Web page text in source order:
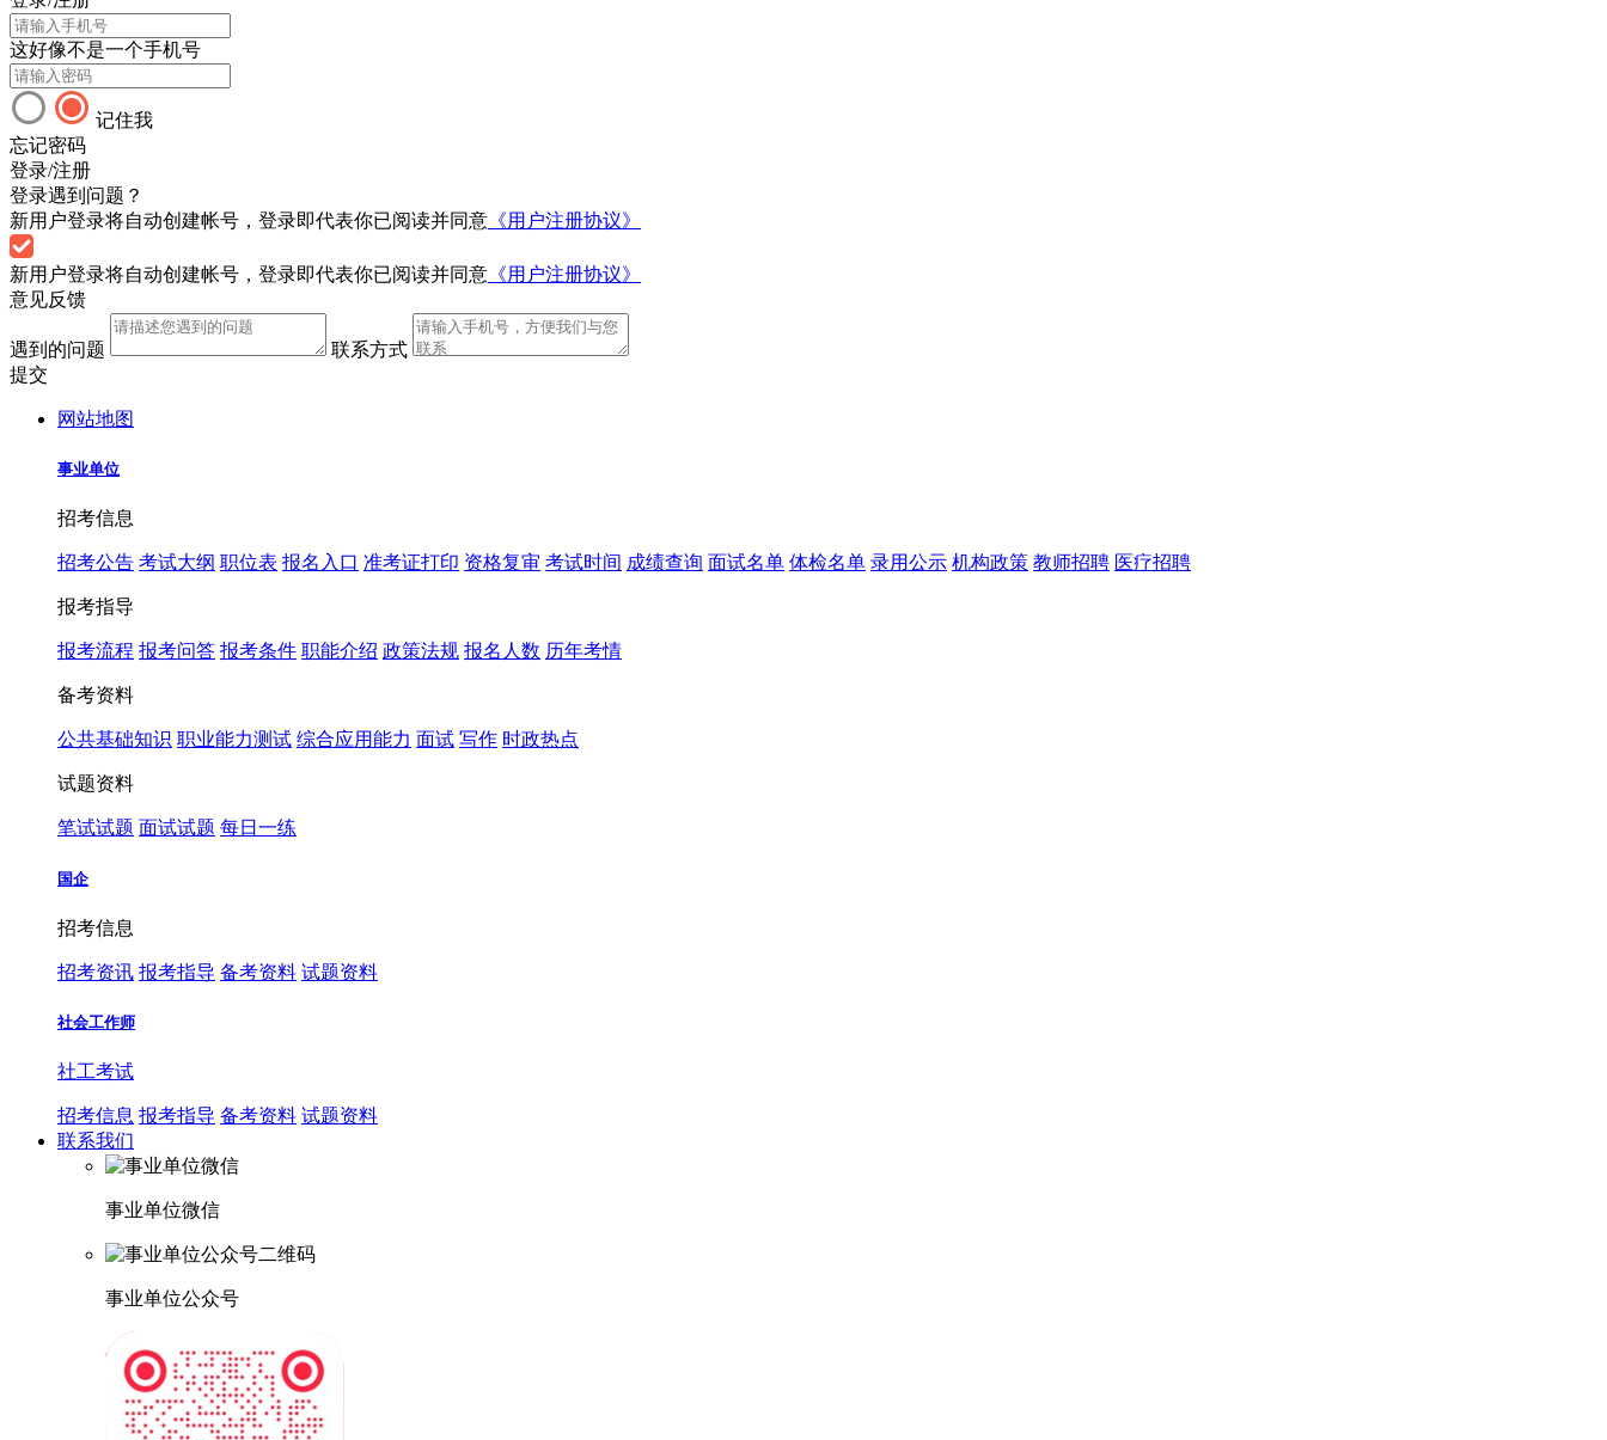
这好像不是一个手机号
记住我
忘记密码
登录/注册
登录遇到问题？
新用户登录将自动创建帐号，登录即代表你已阅读并同意 《用户注册协议》
新用户登录将自动创建帐号，登录即代表你已阅读并同意 《用户注册协议》
意见反馈
遇到的问题
联系方式
提交
网站地图
事业单位
招考信息
招考公告 考试大纲 职位表 报名入口 准考证打印 资格复审 考试时间 成绩查询 面试名单 体检名单 录用公示 机构政策 教师招聘 医疗招聘
报考指导
报考流程 报考问答 报考条件 职能介绍 政策法规 报名人数 历年考情
备考资料
公共基础知识 职业能力测试 综合应用能力 面试 写作 时政热点
试题资料
笔试试题 面试试题 每日一练
国企
招考信息
招考资讯 报考指导 备考资料 试题资料
社会工作师
社工考试
招考信息 报考指导 备考资料 试题资料
联系我们
事业单位微信
事业单位公众号